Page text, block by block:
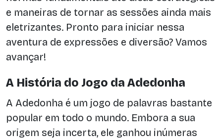
e maneiras de tornar as sessões ainda mais
eletrizantes. Pronto para iniciar nessa
aventura de expressões e diversão? Vamos
avançar!
A História do Jogo da Adedonha
A Adedonha é um jogo de palavras bastante
popular em todo o mundo. Embora a sua
origem seja incerta, ele ganhou inúmeras